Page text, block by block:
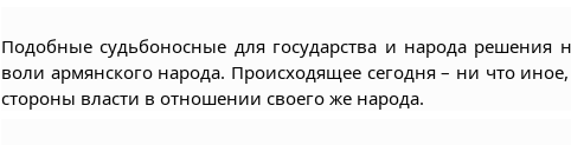
Подобные судьбоносные для государства и народа решения
воли армянского народа. Происходящее сегодня – ни что
стороны власти в отношении своего же народа.